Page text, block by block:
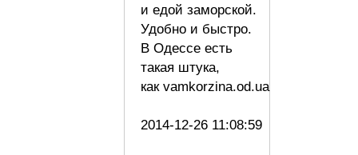
и едой заморской.
Удобно и быстро.
В Одессе есть
такая штука,
как vamkorzina.od.ua
2014-12-26 11:08:59